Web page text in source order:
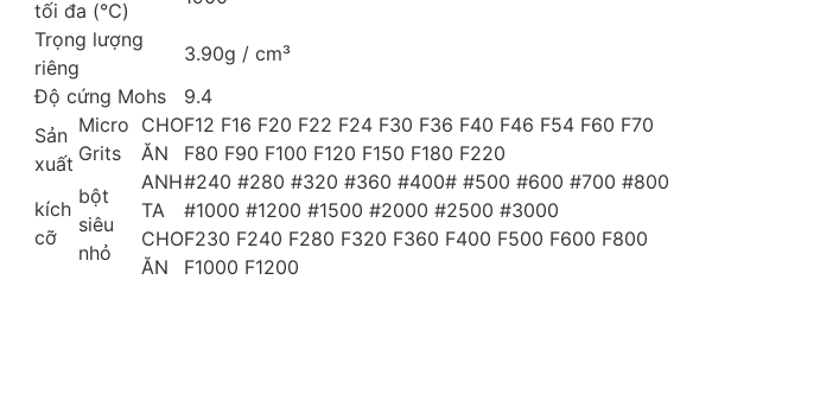
tối đa (℃)
Trọng lượng
riêng
3.90g / cm³
Độ cứng Mohs
9.4
Sản
xuất
kích
cỡ
Micro
Grits
CHO
ĂN
F12 F16 F20 F22 F24 F30 F36 F40 F46 F54 F60 F70
F80 F90 F100 F120 F150 F180 F220
bột
siêu
nhỏ
ANH
TA
#240 #280 #320 #360 #400# #500 #600 #700 #800
#1000 #1200 #1500 #2000 #2500 #3000
CHO
ĂN
F230 F240 F280 F320 F360 F400 F500 F600 F800
F1000 F1200